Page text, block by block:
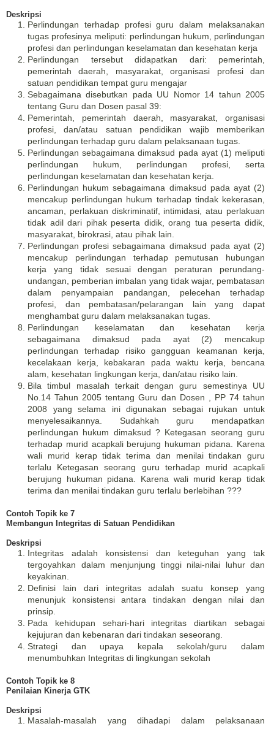
Deskripsi
Perlindungan terhadap profesi guru dalam melaksanakan
tugas profesinya meliputi: perlindungan hukum, perlindungan
profesi dan perlindungan keselamatan dan kesehatan kerja
Perlindungan tersebut didapatkan dari: pemerintah,
pemerintah daerah, masyarakat, organisasi profesi dan
satuan pendidikan tempat guru mengajar
Sebagaimana disebutkan pada UU Nomor 14 tahun 2005
tentang Guru dan Dosen pasal 39:
Pemerintah, pemerintah daerah, masyarakat, organisasi
profesi, dan/atau satuan pendidikan wajib memberikan
perlindungan terhadap guru dalam pelaksanaan tugas.
Perlindungan sebagaimana dimaksud pada ayat (1) meliputi
perlindungan hukum, perlindungan profesi, serta
perlindungan keselamatan dan kesehatan kerja.
Perlindungan hukum sebagaimana dimaksud pada ayat (2)
mencakup perlindungan hukum terhadap tindak kekerasan,
ancaman, perlakuan diskriminatif, intimidasi, atau perlakuan
tidak adil dari pihak peserta didik, orang tua peserta didik,
masyarakat, birokrasi, atau pihak lain.
Perlindungan profesi sebagaimana dimaksud pada ayat (2)
mencakup perlindungan terhadap pemutusan hubungan
kerja yang tidak sesuai dengan peraturan perundang-
undangan, pemberian imbalan yang tidak wajar, pembatasan
dalam penyampaian pandangan, pelecehan terhadap
profesi, dan pembatasan/pelarangan lain yang dapat
menghambat guru dalam melaksanakan tugas.
Perlindungan keselamatan dan kesehatan kerja
sebagaimana dimaksud pada ayat (2) mencakup
perlindungan terhadap risiko gangguan keamanan kerja,
kecelakaan kerja, kebakaran pada waktu kerja, bencana
alam, kesehatan lingkungan kerja, dan/atau risiko lain.
Bila timbul masalah terkait dengan guru semestinya UU
No.14 Tahun 2005 tentang Guru dan Dosen , PP 74 tahun
2008 yang selama ini digunakan sebagai rujukan untuk
menyelesaikannya. Sudahkah guru mendapatkan
perlindungan hukum dimaksud ? Ketegasan seorang guru
terhadap murid acapkali berujung hukuman pidana. Karena
wali murid kerap tidak terima dan menilai tindakan guru
terlalu Ketegasan seorang guru terhadap murid acapkali
berujung hukuman pidana. Karena wali murid kerap tidak
terima dan menilai tindakan guru terlalu berlebihan ???
Contoh Topik ke 7
Membangun Integritas di Satuan Pendidikan
Deskripsi
Integritas adalah konsistensi dan keteguhan yang tak
tergoyahkan dalam menjunjung tinggi nilai-nilai luhur dan
keyakinan.
Definisi lain dari integritas adalah suatu konsep yang
menunjuk konsistensi antara tindakan dengan nilai dan
prinsip.
Pada kehidupan sehari-hari integritas diartikan sebagai
kejujuran dan kebenaran dari tindakan seseorang.
Strategi dan upaya kepala sekolah/guru dalam
menumbuhkan Integritas di lingkungan sekolah
Contoh Topik ke 8
Penilaian Kinerja GTK
Deskripsi
Masalah-masalah yang dihadapi dalam pelaksanaan